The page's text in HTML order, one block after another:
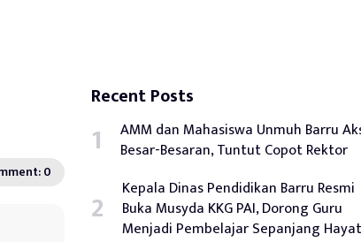
0
Recent Posts
AMM dan Mahasiswa Unmuh Barru
Besar-Besaran, Tuntut Copot Rektor
Kepala Dinas Pendidikan Barru Resmi
Buka Musyda KKG PAI, Dorong Guru
Menjadi Pembelajar Sepanjang Hayat